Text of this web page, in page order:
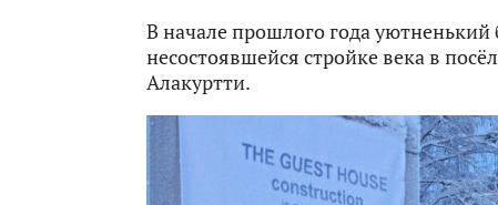
В начале прошлого года
несостоявшейся стройке века в
Алакуртти.